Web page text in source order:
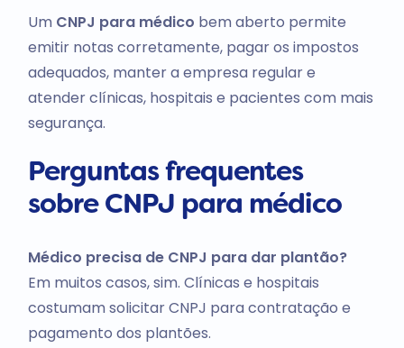
Um CNPJ para médico bem aberto permite
emitir notas corretamente, pagar os impostos
adequados, manter a empresa regular e
atender clínicas, hospitais e pacientes com mais
segurança.
Perguntas frequentes
sobre CNPJ para médico
Médico precisa de CNPJ para dar plantão?
Em muitos casos, sim. Clínicas e hospitais
costumam solicitar CNPJ para contratação e
pagamento dos plantões.